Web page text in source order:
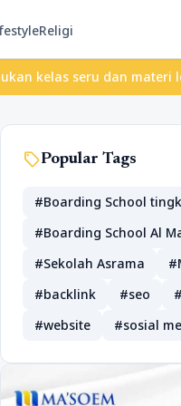
Religi
dan materi lengkap
sellPopular Tags
#Boarding School
#Boarding School Al
#Sekolah Asrama
#backlink
#seo
#website
#sosial